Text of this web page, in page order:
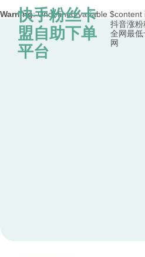
Warning: Undefined variable $content
Skip to content
快手粉丝卡
盟自助下单
平台
抖音涨粉
全网最低
网